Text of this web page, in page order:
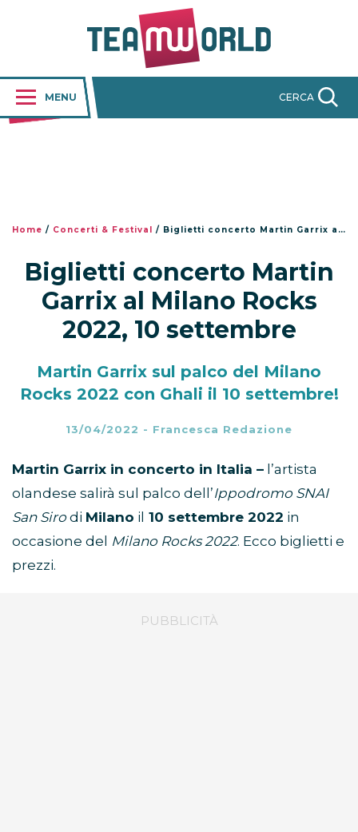
MENU CERCA
Home / Concerti & Festival / Biglietti concerto Martin Garrix al Milano Rocks 2022, 10 settembre
Biglietti concerto Martin
Garrix al Milano Rocks
2022, 10 settembre
Martin Garrix sul palco del Milano
Rocks 2022 con Ghali il 10 settembre!
13/04/2022 - Francesca Redazione
Martin Garrix in concerto in Italia – l’artista
olandese salirà sul palco dell’Ippodromo SNAI
San Sirodi Milano il 10 settembre 2022 in
occasione del Milano Rocks 2022. Ecco biglietti e
prezzi.